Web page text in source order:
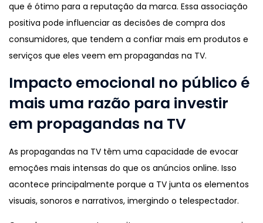
que é ótimo para a reputação da marca. Essa associação
positiva pode influenciar as decisões de compra dos
consumidores, que tendem a confiar mais em produtos e
serviços que eles veem em propagandas na TV.
Impacto emocional no público é
mais uma razão para investir
em propagandas na TV
As propagandas na TV têm uma capacidade de evocar
emoções mais intensas do que os anúncios online. Isso
acontece principalmente porque a TV junta os elementos
visuais, sonoros e narrativos, imergindo o telespectador.